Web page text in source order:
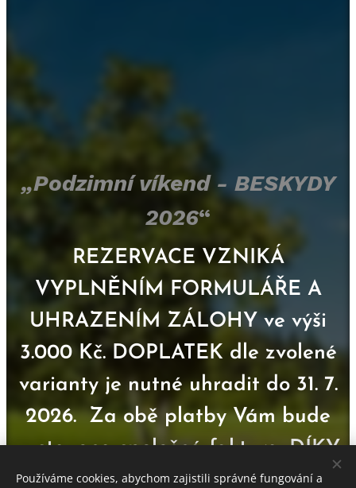
„Podzimní víkend - BESKYDY
2026“
REZERVACE VZNIKÁ
VYPLNĚNÍM FORMULÁŘE A
UHRAZENÍM ZÁLOHY ve výši
3.000 Kč. DOPLATEK dle zvolené
varianty je nutné uhradit do 31. 7.
2026. Za obě platby Vám bude
vystavena společná faktura.DÍKY
A TĚŠÍM SE! :-) Peťa
Používáme cookies, abychom zajistili správné fungování a